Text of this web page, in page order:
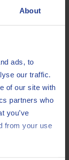
About
ads, to
our traffic.
of our site with
partners who
you’ve
from your use
alle industrie-,
eisen van de